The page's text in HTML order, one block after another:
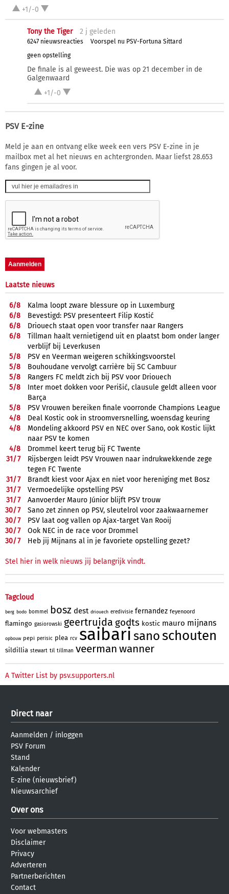
+1/-0
Tony the Tiger 2 j geleden
6247 nieuwsreacties
Voorspel nu PSV-Fortuna Sittard
geen opstelling
De finale is al geweest. Die was op 21 december in de
Galgenwaard
+1/-0
PSV E-zine
Meld je aan en ontvang elke week een vers PSV E-zine in je
mailbox met al het nieuws en achtergronden. Maar liefst 28.653
fans gingen je al voor.
Laatste nieuws
6/8
Kalma loopt zware blessure op in Luxemburg
6/8
Bevestigd: PSV presenteert Filip Kostić
6/8
Driouech staat open voor transfer naar Rangers
6/8
Tillman haalt vernietigend uit en plaatst bom onder langer
verblijf bij Leverkusen
5/8
PSV en Veerman weigeren schikkingsvoorstel
5/8
Bouhoudane vervolgt carrière bij SC Cambuur
5/8
Rangers FC meldt zich bij PSV voor Driouech
5/8
Inter moet dokken voor Perišić, clausule geldt alleen voor
Barça
5/8
PSV Vrouwen bereiken finale voorronde Champions League
4/8
Deal Kostic ook in stroomversnelling, woensdag keuring
4/8
Mondeling akkoord PSV en NEC over Sano, ook Kostic lijkt
naar PSV te komen
4/8
Drommel keert terug bij FC Twente
31/7
Rijsbergen leidt PSV Vrouwen naar indrukwekkende zege
tegen FC Twente
31/7
Brandt kiest voor Ajax en niet voor hereniging met Bosz
31/7
Vermoedelijke opstelling PSV
31/7
Aanvoerder Mauro Júnior blijft PSV trouw
30/7
Sano zet zinnen op PSV, sleutelrol voor zaakwaarnemer
30/7
PSV laat oog vallen op Ajax-target Van Rooij
30/7
Ook NEC in de race voor Drommel
30/7 Heb jij Mijnans al in je favoriete opstelling gezet?
Stel hier in welk nieuws jij belangrijk vindt.
Tagcloud
berg bodo bommel bosz dest driouech eredivisie fernandez feyenoord
flamingo gasiorowski geertruida godts kostic mauro mijnans
opbouw pepi perisic plea rcv saibari sanoschouten
sildillia stewart til tillman veermanwanner
A Twitter List by psv.supporters.nl
Direct naar
Aanmelden / inloggen
PSV Forum
Stand
Kalender
E-zine (nieuwsbrief)
Nieuwsarchief
Over ons
Voor webmasters
Disclaimer
Privacy
Adverteren
Partnerberichten
Contact